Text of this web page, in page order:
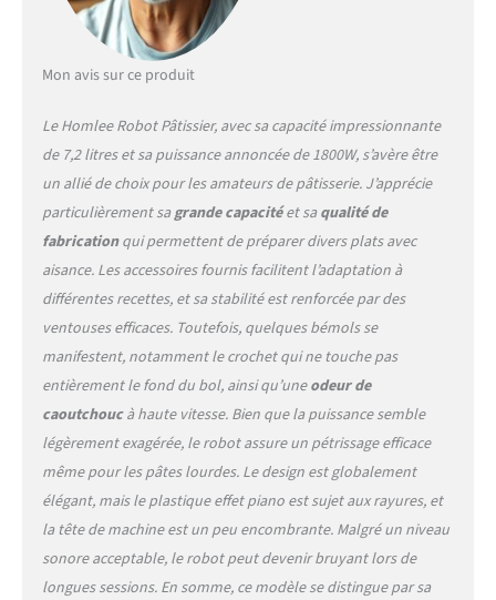
robot culinaire reste stable pendant le
fonctionnement, absorbe le bruit tout en
protégeant le comptoir de la cuisine des rayures et
intégré (il est laborieux de utilisation sans ressort).
Toutes les machines sont conformes aux tests
ROHS/REACH/PAHS/LFGB/DGCCRF/ITALY/FDA et
autres tests environnementaux, chimiques et
alimentaires. 【Facile à Utiliser et à Nettoyer】Le
batteur électrique de cuisine comprend 3
accessoires pour fouet, batteur, crochet et
mélangeur (Remplacement permanent et gratuit
des anciens accessoires ).Les crochets et le bol en
acier lnoxydable peuvent être retirés séparément
et utilisés directement dans le lave-vaisselle pour
un nettoyage facile. De plus, avec une protection
contre les éclaboussures, il vous aide à ajouter des
ingrédients sans déranger. Les accessoires de
mélange vont au lave-vaisselle. 【Certification de
sécurité & service après-vente】Nos produits ont
passé les certifications CE, GS et LFGB. Si vous
rencontrez des problèmes lors de l'utilisation du
mélangeur, veuillez nous contacter
immédiatement, la satisfaction du client est
toujours notre objectif.
Mon avis sur ce produit
Le Homlee Robot Pâtissier, avec sa capacité impressionnante
de 7,2 litres et sa puissance annoncée de 1800W, s’avère être
un allié de choix pour les amateurs de pâtisserie. J’apprécie
particulièrement sagrande capacitéet saqualité de
fabricationqui permettent de préparer divers plats avec
aisance. Les accessoires fournis facilitent l’adaptation à
différentes recettes, et sa stabilité est renforcée par des
ventouses efficaces. Toutefois, quelques bémols se
manifestent, notamment le crochet qui ne touche pas
entièrement le fond du bol, ainsi qu’uneodeur de
caoutchoucà haute vitesse. Bien que la puissance semble
légèrement exagérée, le robot assure un pétrissage efficace
même pour les pâtes lourdes. Le design est globalement
élégant, mais le plastique effet piano est sujet aux rayures, et
la tête de machine est un peu encombrante. Malgré un niveau
sonore acceptable, le robot peut devenir bruyant lors de
longues sessions. En somme, ce modèle se distingue par sa